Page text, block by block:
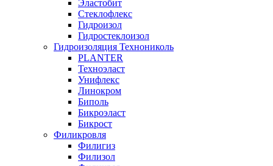
Эластобит
Стеклофлекс
Гидроизол
Гидростеклоизол
Гидроизоляция Технониколь
PLANTER
Техноэласт
Унифлекс
Линокром
Биполь
Бикроэласт
Бикрост
Филикровля
Филигиз
Филизол